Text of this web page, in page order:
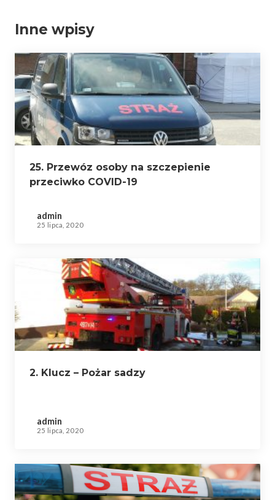
Inne wpisy
25. Przewóz osoby na szczepienie
przeciwko COVID-19
admin
25 lipca, 2020
2. Klucz – Pożar sadzy
admin
25 lipca, 2020